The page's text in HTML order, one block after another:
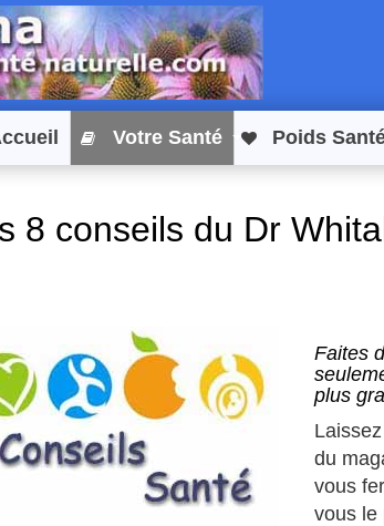
Votre Santé Poids
8 conseils du Dr
Faites
plus
du
vous
vous le